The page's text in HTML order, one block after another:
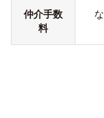
仲介手数
料